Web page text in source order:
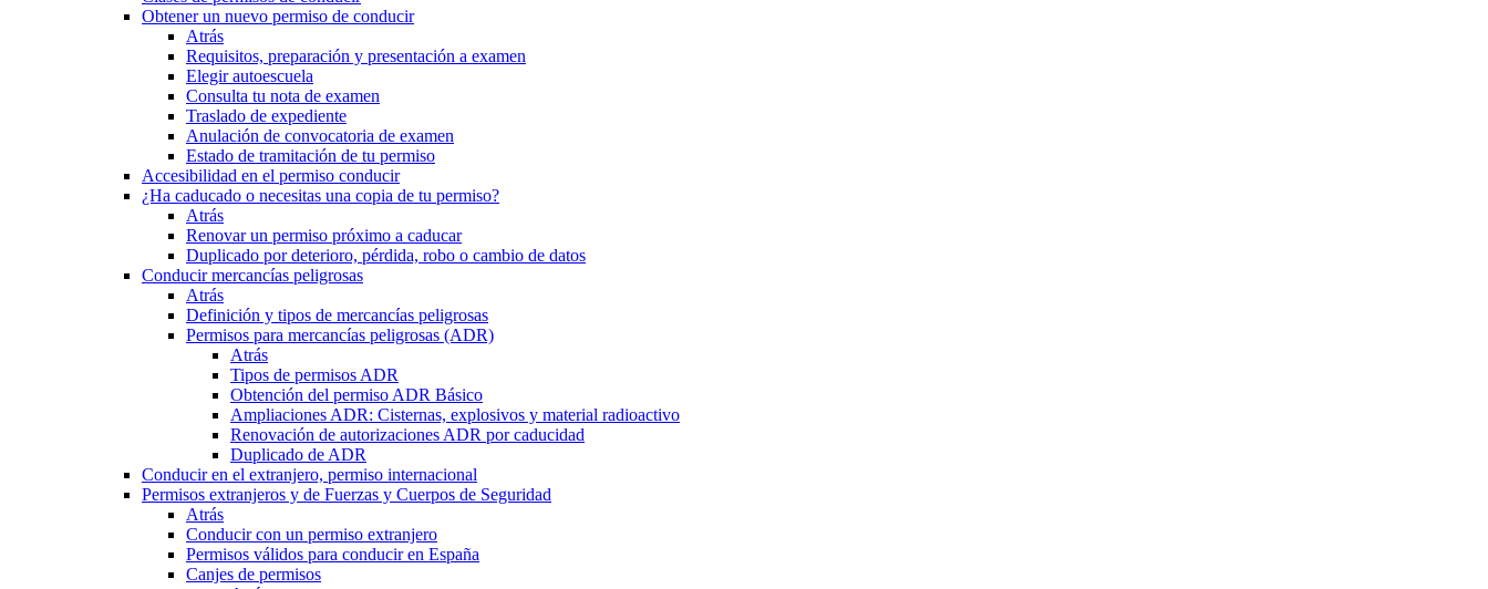
Obtener un nuevo permiso de conducir
Atrás
Requisitos, preparación y presentación a examen
Elegir autoescuela
Consulta tu nota de examen
Traslado de expediente
Anulación de convocatoria de examen
Estado de tramitación de tu permiso
Accesibilidad en el permiso conducir
¿Ha caducado o necesitas una copia de tu permiso?
Atrás
Renovar un permiso próximo a caducar
Duplicado por deterioro, pérdida, robo o cambio de datos
Conducir mercancías peligrosas
Atrás
Definición y tipos de mercancías peligrosas
Permisos para mercancías peligrosas (ADR)
Atrás
Tipos de permisos ADR
Obtención del permiso ADR Básico
Ampliaciones ADR: Cisternas, explosivos y material radioactivo
Renovación de autorizaciones ADR por caducidad
Duplicado de ADR
Conducir en el extranjero, permiso internacional
Permisos extranjeros y de Fuerzas y Cuerpos de Seguridad
Atrás
Conducir con un permiso extranjero
Permisos válidos para conducir en España
Canjes de permisos